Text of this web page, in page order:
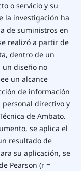
o servicio y su
la investigación ha
de suministros en
realizó a partir de
dentro de un
un diseño no
un alcance
de información
directivo y
de Ambato.
se aplica el
resultado de
su aplicación, se
Pearson (r =